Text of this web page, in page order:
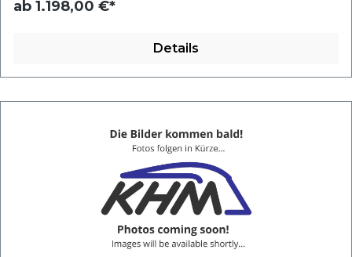
ab 1.198,00 €*
Details